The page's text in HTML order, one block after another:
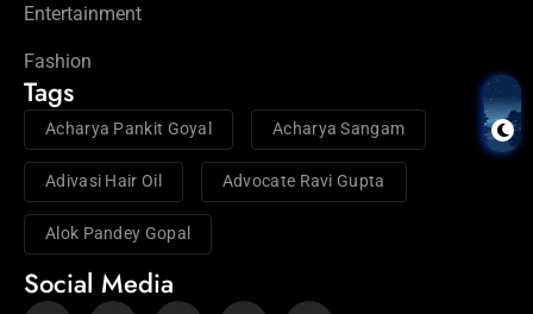
Entertainment
Fashion
Tags
Acharya Pankit Goyal Acharya Sangam
Adivasi Hair Oil Advocate Ravi Gupta
Alok Pandey Gopal
Social Media